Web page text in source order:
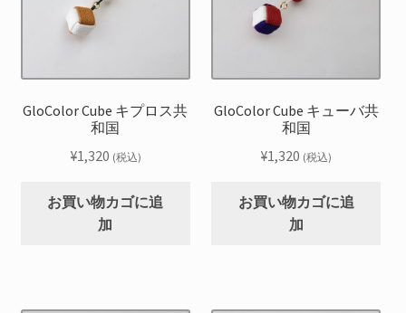
GloColor Cube キプロス共
和国
¥1,320 (税込)
お買い物カゴに追
加
GloColor Cube キューバ共
和国
¥1,320 (税込)
お買い物カゴに追
加